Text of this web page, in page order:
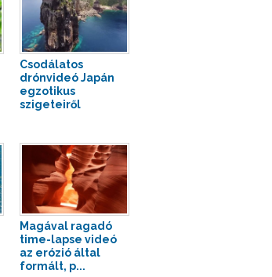
Csodálatos
drónvideó Japán
egzotikus
szigeteiről
Magával ragadó
time-lapse videó
az erózió által
formált, p...